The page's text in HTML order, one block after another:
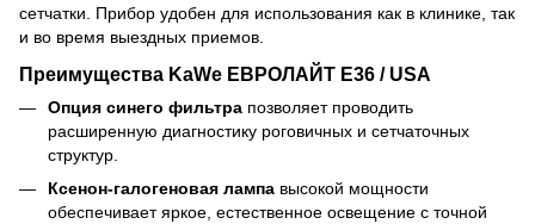
сетчатки. Прибор удобен для использования как в клинике, так
и во время выездных приемов.
Преимущества KaWe ЕВРОЛАЙТ E36 / USA
Опция синего фильтра позволяет проводить
расширенную диагностику роговичных и сетчаточных
структур.
Ксенон-галогеновая лампа высокой мощности
обеспечивает яркое, естественное освещение с точной